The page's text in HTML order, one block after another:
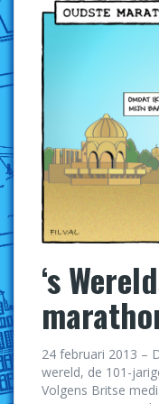
‘s
24 februari 2013 –
wereld, de 101-
Volgens Britse